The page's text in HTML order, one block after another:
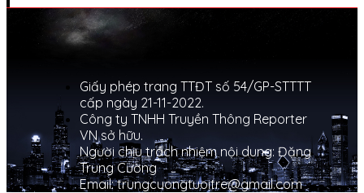
Giấy phép trang TTĐT số 54/GP-STTTT
cấp ngày 21-11-2022.
Công ty TNHH Truyền Thông Reporter
VN sở hữu.
Người chịu trách nhiệm nội dung: Đặng
Trung Cường
Email: trungcuongtuoitre@gmail.com